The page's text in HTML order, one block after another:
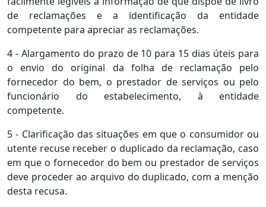
de reclamações e a identificação da entidade
competente para apreciar as reclamações.
4 - Alargamento do prazo de 10 para 15 dias úteis para
o envio do original da folha de reclamação pelo
fornecedor do bem, o prestador de serviços ou pelo
funcionário do estabelecimento, à entidade
competente.
5 - Clarificação das situações em que o consumidor ou
utente recuse receber o duplicado da reclamação, caso
em que o fornecedor do bem ou prestador de serviços
deve proceder ao arquivo do duplicado, com a menção
desta recusa.